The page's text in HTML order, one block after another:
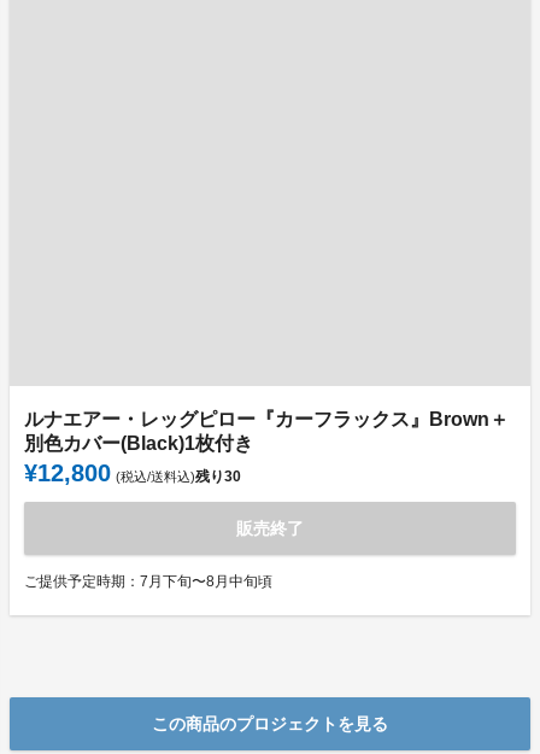
ルナエアー・レッグピロー『カーフラックス』Brown＋
別色カバー(Black)1枚付き
¥12,800 (税込/送料込)残り30
販売終了
ご提供予定時期：7月下旬〜8月中旬頃
この商品のプロジェクトを見る